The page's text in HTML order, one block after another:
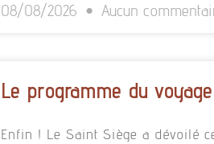
08/08/2026 Aucun
Le programme du
Enfin ! Le Saint Siège a dévoilé